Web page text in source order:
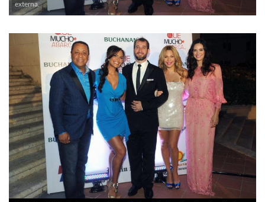
externa.